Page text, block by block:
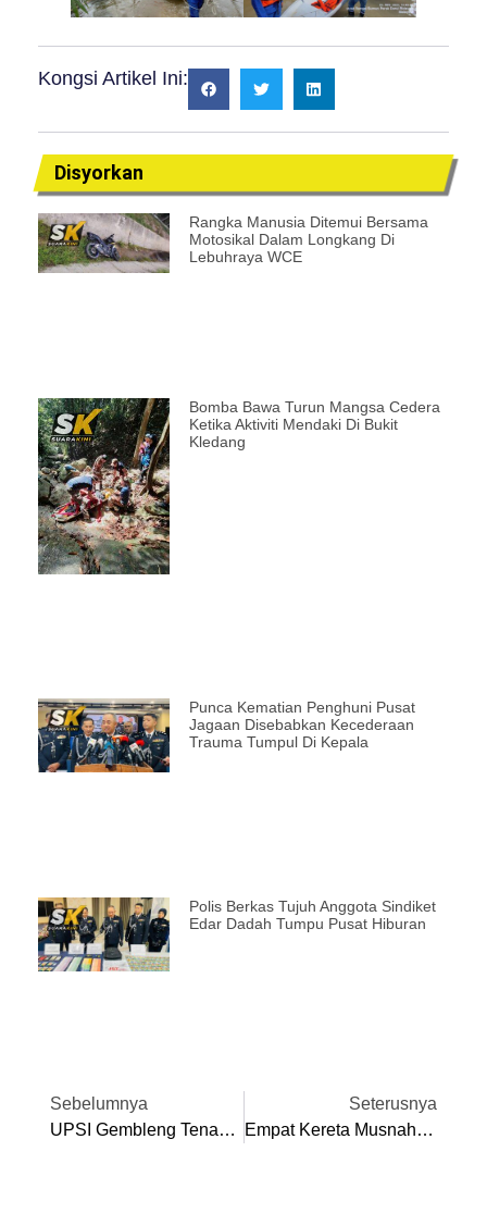
Kongsi Artikel Ini:
Disyorkan
Rangka Manusia Ditemui Bersama
Motosikal Dalam Longkang Di
Lebuhraya WCE
Bomba Bawa Turun Mangsa Cedera
Ketika Aktiviti Mendaki Di Bukit
Kledang
Punca Kematian Penghuni Pusat
Jagaan Disebabkan Kecederaan
Trauma Tumpul Di Kepala
Polis Berkas Tujuh Anggota Sindiket
Edar Dadah Tumpu Pusat Hiburan
Sebelumnya
UPSI Gembleng Tenaga Bantu Mangsa Banjir, Sedia Sesi Kaunseling Di PPS
Seterusnya
Empat Kereta Musnah Terbakar Di Parkir Pusat Membeli Belah Di Ipoh